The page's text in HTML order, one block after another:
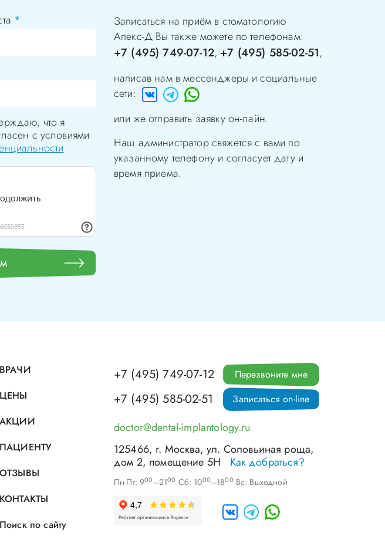
*
что я
с условиями
Записаться на приём в стоматологию
Апекс-Д Вы также можете по телефонам:
+7 (495) 749-07-12, +7 (495) 585-02-51,
написав нам в мессенджеры и социальные
сети:
или же отправить заявку он-лайн.
Наш администратор свяжется с вами по
указанному телефону и согласует дату и
время приема.
ВРАЧИ
ЦЕНЫ
АКЦИИ
ПАЦИЕНТУ
ОТЗЫВЫ
КОНТАКТЫ
Поиск по сайту
+7 (495) 749-07-12
+7 (495) 585-02-51
Перезвоните мне
Записаться on-line
doctor@dental-implantology.ru
125466, г. Москва,ул. Соловьиная роща,
дом 2, помещение 5Н
Как добраться?
Пн-Пт: 900 –2100 Сб: 1000–1800 Вс: Выходной